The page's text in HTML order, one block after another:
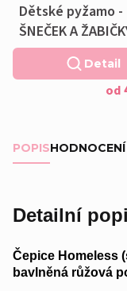
Dětské pyžamo -
ŠNEČEK A
Polštářek
od
Detail
POPISHODNOCENÍ
Detailní
Čepice Homeless
bavlněná růžová